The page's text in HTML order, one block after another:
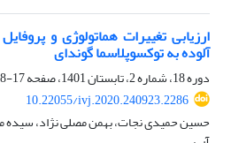
ارزیابی تغییرات هماتولوژی و
آلوده به توکسوپلاسما گوندای
دوره 18، شماره 2، تابستان 1401، صفحه
17-28
10.22055/ivj.2020.240923.2286
حسین حمیدی نجات، بهمن مصلی نژاد، سیده